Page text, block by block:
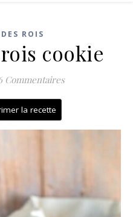
ROIS
cookie
Commentaires
la recette